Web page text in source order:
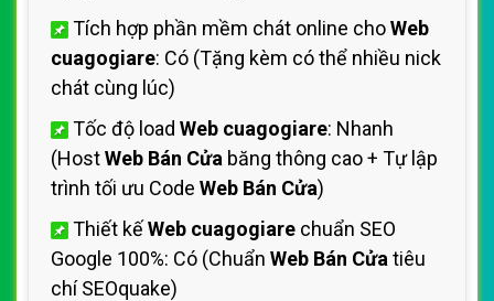
Tích hợp phần mềm chát online choWeb
cuagogiare: Có (Tặng kèm có thể nhiều nick
chát cùng lúc)
Tốc độ load Web cuagogiare: Nhanh
(HostWeb Bán Cửa băng thông cao + Tự lập
trình tối ưu Code Web Bán Cửa)
Thiết kếWeb cuagogiare chuẩn SEO
Google 100%: Có (Chuẩn Web Bán Cửa tiêu
chí SEOquake)